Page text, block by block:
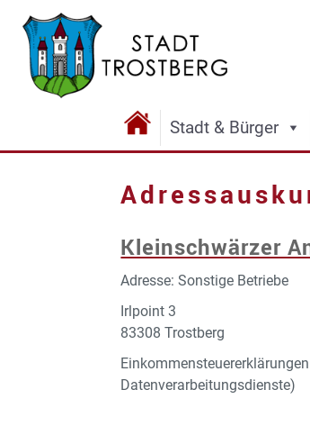
Stadt & Bürger
Kleinschwärzer
Adresse: Sonstige Betriebe
Irlpoint 3
83308 Trostberg
Datenverarbeitungsdienste)